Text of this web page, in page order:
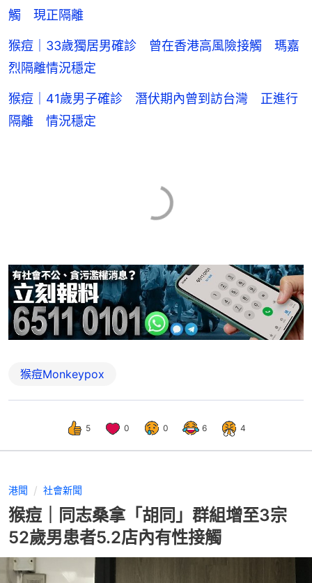
觸 現正隔離
猴痘｜33歲獨居男確診 曾在香港高風險接觸 瑪嘉
烈隔離情況穩定
猴痘｜41歲男子確診 潛伏期內曾到訪台灣 正進行
隔離 情況穩定
猴痘Monkeypox
5 0 0 6 4
港聞 社會新聞
猴痘｜同志桑拿「胡同」群組增至3宗
52歲男患者5.2店內有性接觸